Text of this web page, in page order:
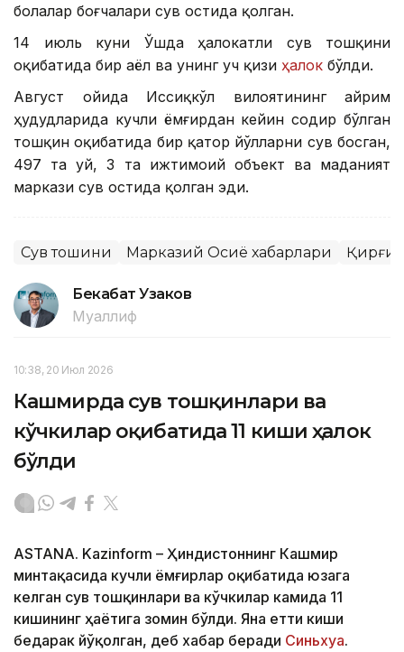
болалар боғчалари сув остида қолган.
14 июль куни Ўшда ҳалокатли сув тошқини
оқибатида бир аёл ва унинг уч қизи ҳалок бўлди.
Август ойида Иссиқкўл вилоятининг айрим
ҳудудларида кучли ёмғирдан кейин содир бўлган
тошқин оқибатида бир қатор йўлларни сув босган,
497 та уй, 3 та ижтимоий объект ва маданият
маркази сув остида қолган эди.
Сув тошқини Марказий Осиё хабарлари
Бекабат Узаков
Муаллиф
10:38, 20 Июл 2026
Кашмирда сув тошқинлари ва
кўчкилар оқибатида 11 киши ҳалок
бўлди
ASTANA. Kazinform – Ҳиндистоннинг Кашмир
минтақасида кучли ёмғирлар оқибатида юзага
келган сув тошқинлари ва кўчкилар камида 11
кишининг ҳаётига зомин бўлди. Яна етти киши
бедарак йўқолган, деб хабар беради Синьхуа.